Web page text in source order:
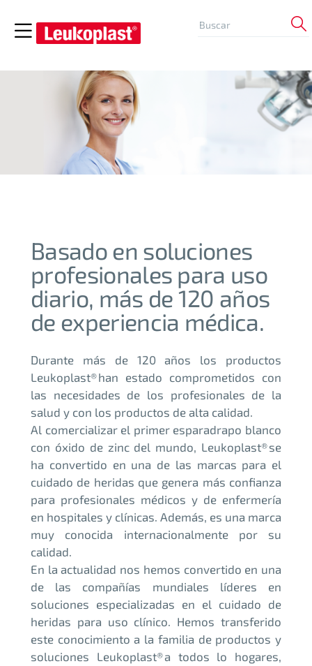
Basado en soluciones
profesionales para uso
diario, más de 120 años
de experiencia médica.
Durante más de 120 años los productos
Leukoplast® han estado comprometidos con
las necesidades de los profesionales de la
salud y con los productos de alta calidad.
Al comercializar el primer esparadrapo blanco
con óxido de zinc del mundo, Leukoplast® se
ha convertido en una de las marcas para el
cuidado de heridas que genera más confianza
para profesionales médicos y de enfermería
en hospitales y clínicas. Además, es una marca
muy conocida internacionalmente por su
calidad.
En la actualidad nos hemos convertido en una
de las compañías mundiales líderes en
soluciones especializadas en el cuidado de
heridas para uso clínico. Hemos transferido
este conocimiento a la familia de productos y
soluciones Leukoplast® a todos lo hogares,